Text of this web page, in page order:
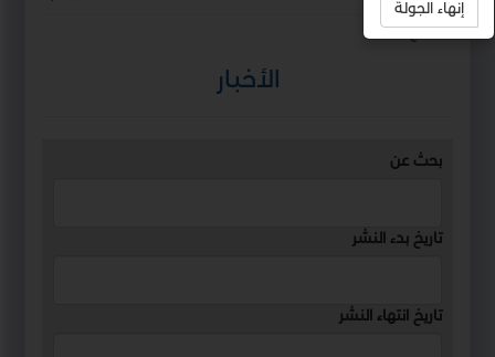
استمع
الأخبار
بحث عن
تاريخ بدء النشر
تاريخ انتهاء النشر
إنهاء الجولة